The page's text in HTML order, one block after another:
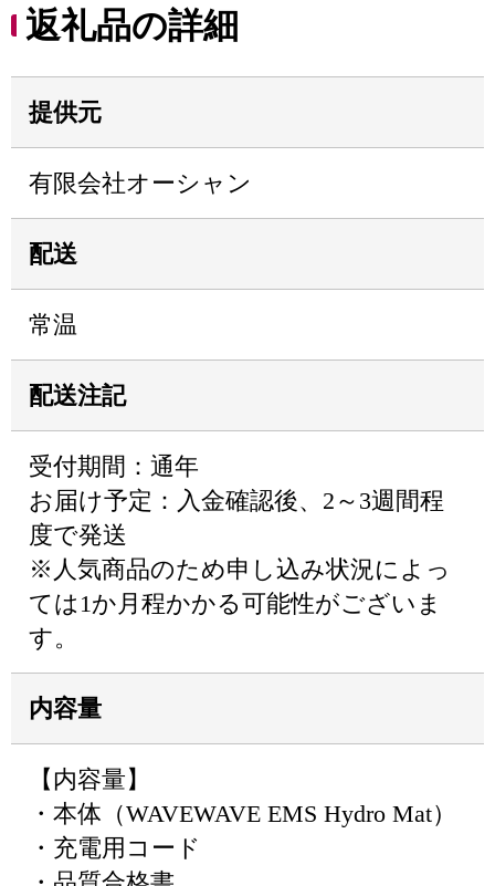
返礼品の詳細
提供元
有限会社オーシャン
配送
常温
配送注記
受付期間：通年
お届け予定：入金確認後、2～3週間程
度で発送
※人気商品のため申し込み状況によっ
ては1か月程かかる可能性がございま
す。
内容量
【内容量】
・本体（WAVEWAVE EMS Hydro Mat）
・充電用コード